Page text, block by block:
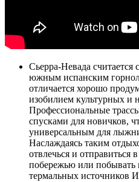
Сьерра-Невада
южным испанским
отличается хорошо
изобилием культурных и
Профессиональные
спусками для новичков,
универсальным для
Наслаждаясь таким
отвлечься и отправиться
побережью или побывать
термальных источников